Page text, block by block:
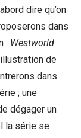
dire qu’on
dans
: Westworld
de
dans
; une
dégager un
la série se